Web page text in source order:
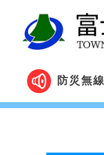
防災無線